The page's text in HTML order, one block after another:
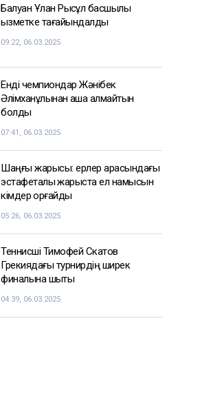
Балуан Ұлан Рысқұл басшылық
қызметке тағайындалды
09:22, 06.03.2025
Енді чемпиондар Жәнібек
Әлімханұлынан қаша алмайтын
болды
07:41, 06.03.2025
Шаңғы жарысы: ерлер арасындағы
эстафеталық жарыста ел намысын
кімдер қорғайды
05:26, 06.03.2025
Теннисші Тимофей Скатов
Грекиядағы турнирдің ширек
финалына шықты
04:39, 06.03.2025